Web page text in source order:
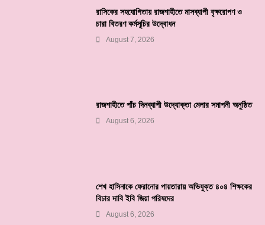
রাসিকের সহযোগিতায় রাজশাহীতে মাসব্যাপী বৃক্ষরোপণ ও
চারা বিতরণ কর্মসূচির উদ্বোধন
August 7, 2026
রাজশাহীতে পাঁচ দিনব্যাপী উদ্যোক্তা মেলার সমাপনী অনুষ্ঠিত
August 6, 2026
শেখ হাসিনাকে ফেরানোর পায়তারায় অভিযুক্ত ৪০৪ শিক্ষকের
বিচার দাবি ইবি জিয়া পরিষদের
August 6, 2026